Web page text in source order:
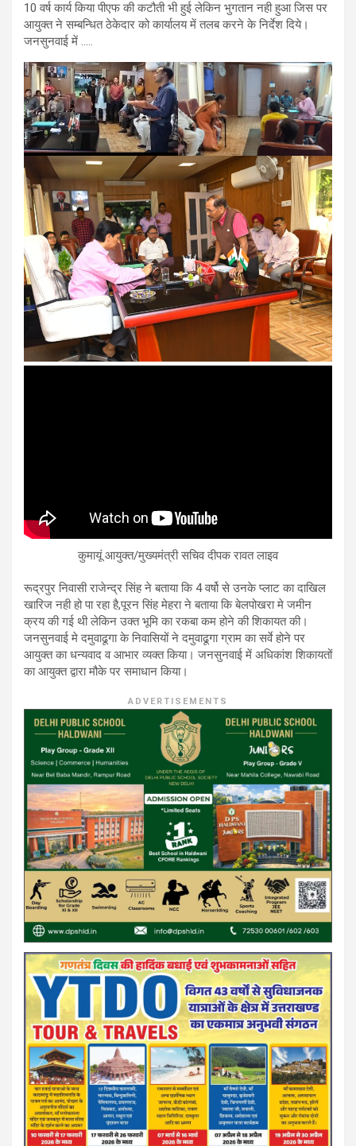
10 वर्ष कार्य किया पीएफ की कटौती भी हुई लेकिन भुगतान नही हुआ जिस पर
आयुक्त ने सम्बन्धित ठेकेदार को कार्यालय में तलब करने के निर्देश दिये।
जनसुनवाई में …..
कुमायूं आयुक्त/मुख्यमंत्री सचिव दीपक रावत लाइव
रूद्रपुर निवासी राजेन्द्र सिंह ने बताया कि 4 वर्षो से उनके प्लाट का दाखिल
खारिज नही हो पा रहा है,पूरन सिंह मेहरा ने बताया कि बेलपोखरा मे जमीन
क्रय की गई थी लेकिन उक्त भूमि का रकबा कम होने की शिकायत की।
जनसुनवाई मे दमुवाढूगा के निवासियों ने दमुवाढूगा ग्राम का सर्वे होने पर
आयुक्त का धन्यवाद व आभार व्यक्त किया। जनसुनवाई में अधिकांश शिकायतों
का आयुक्त द्वारा मौके पर समाधान किया।
ADVERTISEMENTS